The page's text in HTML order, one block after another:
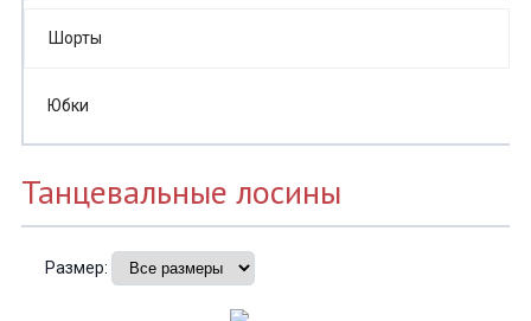
Шорты
Юбки
Танцевальные лосины
Размер: